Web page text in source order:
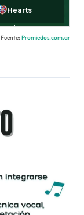
Fuente: Promiedos.com.ar